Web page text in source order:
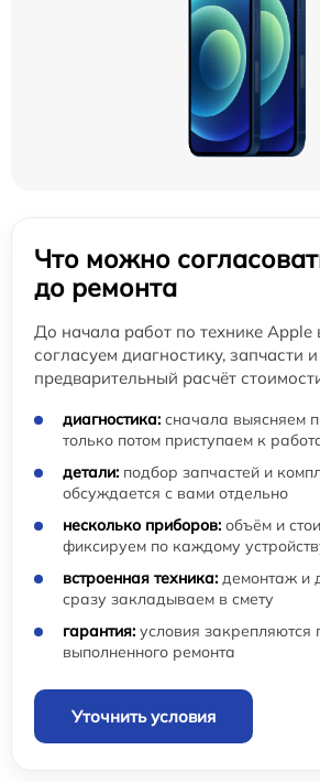
Что можно
до ремонта
До начала работ по технике Apple
согласуем диагностику, запчасти и
предварительный расчёт
диагностика: сначала выясняем
только потом приступаем к
детали: подбор запчастей и
обсуждается с вами отдельно
несколько приборов: объём и
фиксируем по каждому
встроенная техника: демонтаж и
сразу закладываем в смету
гарантия: условия закрепляются
выполненного ремонта
Уточнить условия